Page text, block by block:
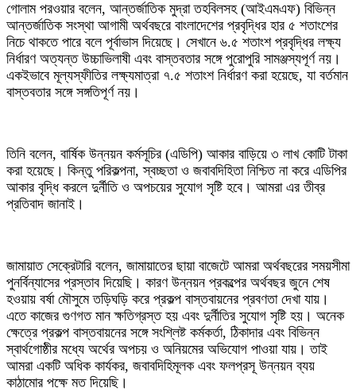
গোলাম পরওয়ার বলেন, আন্তর্জাতিক মুদ্রা তহবিলসহ (আইএমএফ) বিভিন্ন
আন্তর্জাতিক সংস্থা আগামী অর্থবছরে বাংলাদেশের প্রবৃদ্ধির হার ৫ শতাংশের
নিচে থাকতে পারে বলে পূর্বাভাস দিয়েছে। সেখানে ৬.৫ শতাংশ প্রবৃদ্ধির লক্ষ্য
নির্ধারণ অত্যন্ত উচ্চাভিলাষী এবং বাস্তবতার সঙ্গে পুরোপুরি সামঞ্জস্যপূর্ণ নয়।
একইভাবে মূল্যস্ফীতির লক্ষ্যমাত্রা ৭.৫ শতাংশ নির্ধারণ করা হয়েছে, যা বর্তমান
বাস্তবতার সঙ্গে সঙ্গতিপূর্ণ নয়।
তিনি বলেন, বার্ষিক উন্নয়ন কর্মসূচির (এডিপি) আকার বাড়িয়ে ৩ লাখ কোটি টাকা
করা হয়েছে। কিন্তু পরিকল্পনা, স্বচ্ছতা ও জবাবদিহিতা নিশ্চিত না করে এডিপির
আকার বৃদ্ধি করলে দুর্নীতি ও অপচয়ের সুযোগ সৃষ্টি হবে। আমরা এর তীব্র
প্রতিবাদ জানাই।
জামায়াত সেক্রেটারি বলেন, জামায়াতের ছায়া বাজেটে আমরা অর্থবছরের সময়সীমা
পুনর্বিন্যাসের প্রস্তাব দিয়েছি। কারণ উন্নয়ন প্রকল্পের অর্থবছর জুনে শেষ
হওয়ায় বর্ষা মৌসুমে তড়িঘড়ি করে প্রকল্প বাস্তবায়নের প্রবণতা দেখা যায়।
এতে কাজের গুণগত মান ক্ষতিগ্রস্ত হয় এবং দুর্নীতির সুযোগ সৃষ্টি হয়। অনেক
ক্ষেত্রে প্রকল্প বাস্তবায়নের সঙ্গে সংশ্লিষ্ট কর্মকর্তা, ঠিকাদার এবং বিভিন্ন
স্বার্থগোষ্ঠীর মধ্যে অর্থের অপচয় ও অনিয়মের অভিযোগ পাওয়া যায়। তাই
আমরা একটি অধিক কার্যকর, জবাবদিহিমূলক এবং ফলপ্রসূ উন্নয়ন ব্যয়
কাঠামোর পক্ষে মত দিয়েছি।